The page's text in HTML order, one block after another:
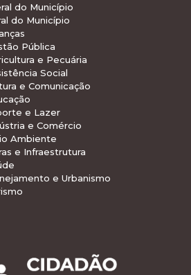
do Município
do Município
Pública
e Pecuária
Social
e Comunicação
e Lazer
e Comércio
Ambiente
e Infraestrutura
e Urbanismo